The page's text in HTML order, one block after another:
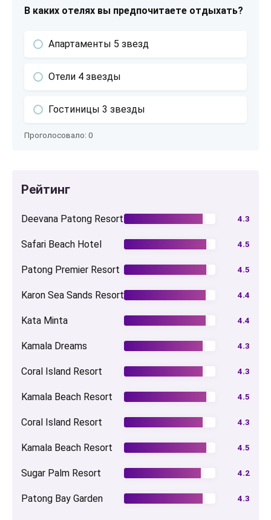
В каких отелях вы предпочитаете отдыхать?
Апартаменты 5 звезд
Отели 4 звезды
Гостиницы 3 звезды
Проголосовало: 0
Рейтинг
Deevana Patong Resort 4.3
Safari Beach Hotel 4.5
Patong Premier Resort 4.5
Karon Sea Sands Resort 4.4
Kata Minta 4.4
Kamala Dreams 4.3
Coral Island Resort 4.3
Kamala Beach Resort 4.5
Coral Island Resort 4.3
Kamala Beach Resort 4.5
Sugar Palm Resort 4.2
Patong Bay Garden 4.3